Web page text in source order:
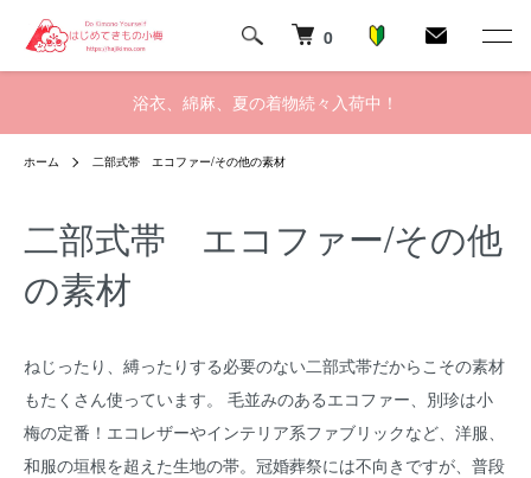
0
浴衣、綿麻、夏の着物続々入荷中！
ホーム 二部式帯 エコファー/その他の素材
二部式帯 エコファー/その他
の素材
ねじったり、縛ったりする必要のない二部式帯だからこその素材
もたくさん使っています。 毛並みのあるエコファー、別珍は小
梅の定番！エコレザーやインテリア系ファブリックなど、洋服、
和服の垣根を超えた生地の帯。冠婚葬祭には不向きですが、普段